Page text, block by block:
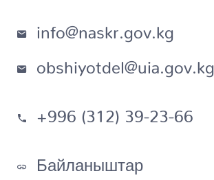
info@naskr.gov.kg
obshiyotdel@uia.gov.kg
+996 (312) 39-23-66
Байланыштар